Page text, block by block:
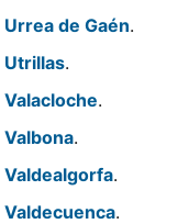
Urrea de Gaén.
Utrillas.
Valacloche.
Valbona.
Valdealgorfa.
Valdecuenca.